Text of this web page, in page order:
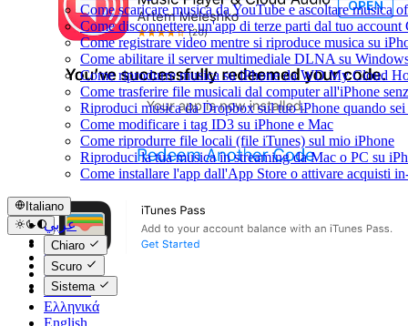
Come scaricare musica da YouTube e ascoltare musica
Come disconnettere un'app di terze parti dal tuo account
Come registrare video mentre si riproduce musica su
Come abilitare il server multimediale DLNA su
Come riprodurre musica su iPhone da WD My Cloud
Come trasferire file musicali dal computer all'iPhone
Riproduci musica da Dropbox sul tuo iPhone quando
Come modificare i tag ID3 su iPhone e Mac
Come riprodurre file locali (file iTunes) sul mio iPhone
Riproduci la tua musica in streaming da Mac o PC su
Come installare l'app dall'App Store o attivare acquisti
Italiano
عربي
Català
Čeština
Dansk
Deutsch
Ελληνικά
English
Chiaro
Scuro
Sistema